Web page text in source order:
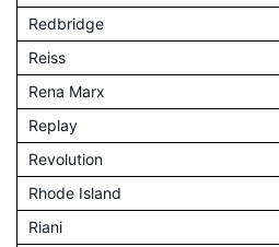
Redbridge
Reiss
Rena Marx
Replay
Revolution
Rhode Island
Riani